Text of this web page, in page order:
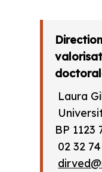
Laura
BP
02 32